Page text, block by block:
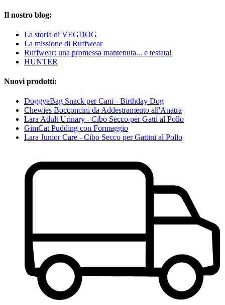
Il nostro blog:
La storia di VEGDOG
La missione di Ruffwear
Ruffwear: una promessa mantenuta... e testata!
HUNTER
Nuovi prodotti:
DoggyeBag Snack per Cani - Birthday Dog
Chewies Bocconcini da Addestramento all'Anatra
Lara Adult Urinary - Cibo Secco per Gatti al Pollo
GimCat Pudding con Formaggio
Lara Junior Care - Cibo Secco per Gattini al Pollo